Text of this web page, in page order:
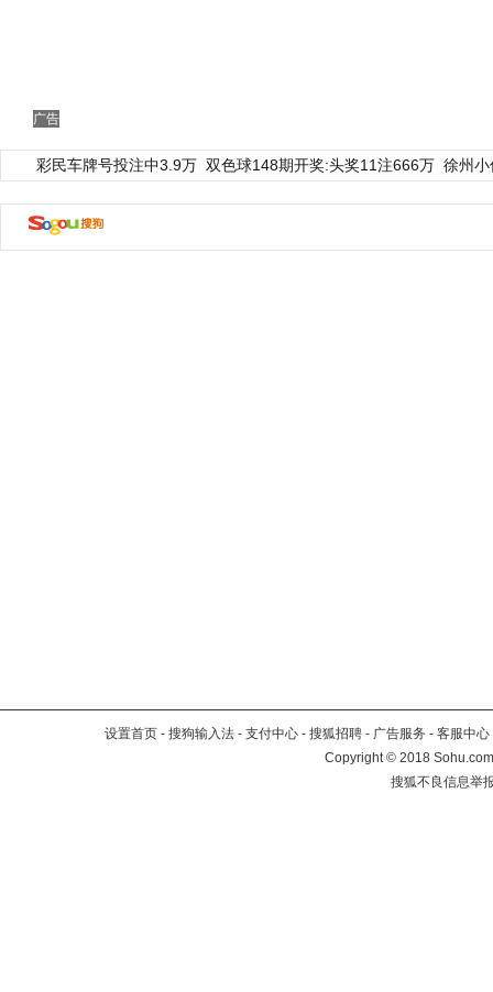
广告
彩民车牌号投注中3.9万 双色球148期开奖:头奖11注666万 徐州
设置首页 - 搜狗输入法 - 支付中心 - 搜狐招聘 - 广告服务 - 客服中心
Copyright©2018
搜狐不良信息举